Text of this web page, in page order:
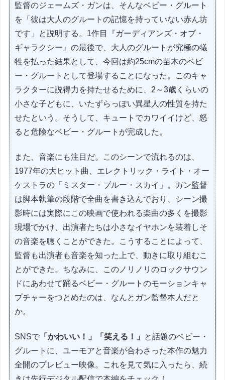
監督のジェームズ・ガンは、そんなベビー・グルート
を「彼は大人のグルートの記憶を持っていない赤ん坊
です」と説明する。1作目『ガーディアンズ・オブ・
ギャラクシー』の最後で、大人のグルートが究極の犠
牲を払った結果として、今回は約25cmの苗木のベビ
ー・グルートとして登場することになった。このキャ
ラクターに説得力を持たせるために、2～3歳くらいの
小さな子どもに、いたずらっぽい異星人の性質を持た
せたという。そうして、キュートでカワイイけど、怒
ると危険なベビー・グルートが完成した。
また、音楽にも注目だ。このシーンで流れるのは、
1977年の大ヒット曲、エレクトリック・ライト・オー
ケストラの「ミスター・ブルー・スカイ」。ガン監督
は脚本執筆の段階で全曲を書き込んでおり、シーン撮
影時には実際にこの映画で使われる楽曲の多くを撮影
現場でかけ、出演者たちは小さなイヤホンを装着しそ
の音楽を聴くことができた。こうすることによって、
監督も出演者も音楽を知った上で、動きに取り組むこ
とができた。ちなみに、このノリノリのロックサウン
ドにあわせて踊るベビー・グルートのモーションキャ
プチャーをつとめたのは、なんとガン監督本人だと
か。
SNSで 「かわいい！」「笑える！」
と話題のベビー・
グルートに、ユーモアと音楽が合わさった本作の魅力
全開のプレビュー映像。これを見て気に入ったら、続